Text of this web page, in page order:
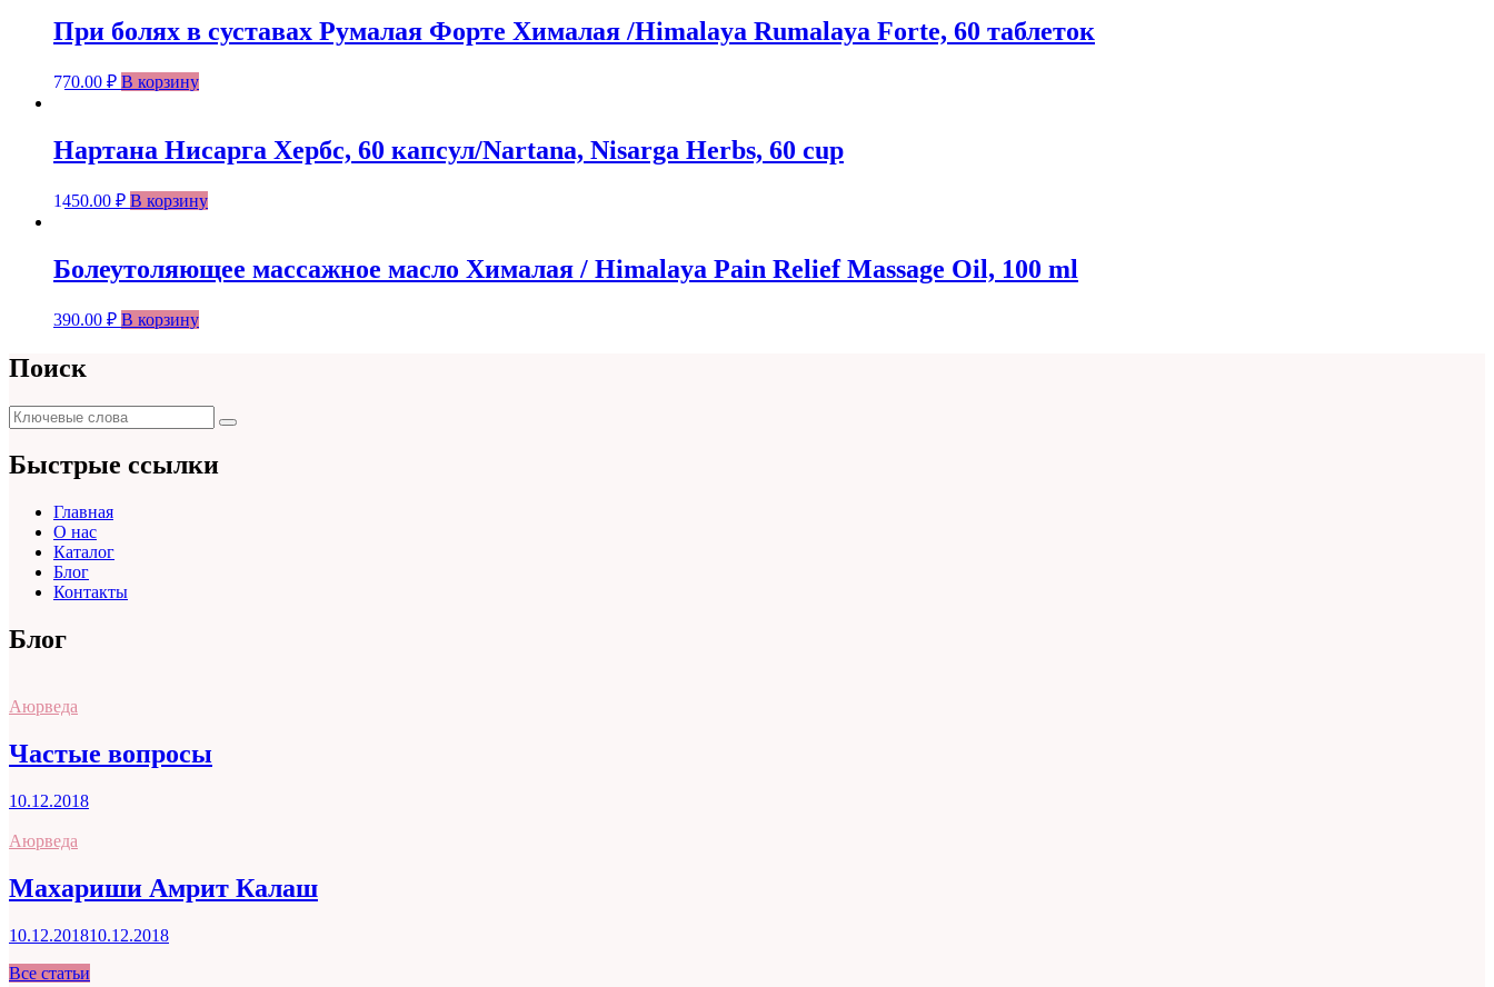
При болях в суставах Румалая Форте Хималая /Himalaya Rumalaya Forte, 60 таблеток
770.00 ₽ В корзину
Нартана Нисарга Хербс, 60 капсул/Nartana, Nisarga Herbs, 60 cup
1450.00 ₽ В корзину
Болеутоляющее массажное масло Хималая / Himalaya Pain Relief Massage Oil, 100 ml
390.00 ₽ В корзину
Поиск
Поиск
для:
Поиск
Быстрые ссылки
Главная
О нас
Каталог
Блог
Контакты
Блог
Аюрведа
Частые вопросы
10.12.2018
Аюрведа
Махариши Амрит Калаш
10.12.201810.12.2018
Все статьи